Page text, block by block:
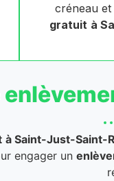
créneau et
gratuit à
à Saint-Just-Saint-
engager un